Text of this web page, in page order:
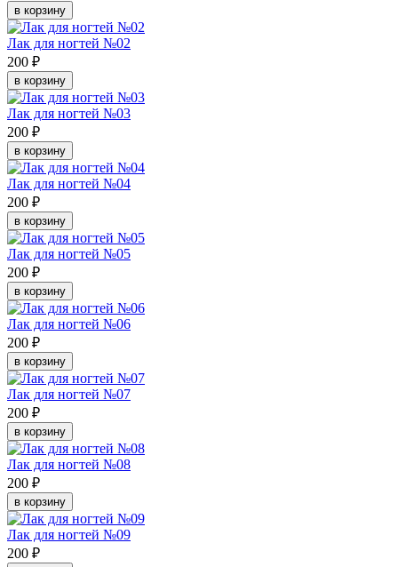
в корзину
Лак для ногтей №02
200 ₽
в корзину
Лак для ногтей №03
200 ₽
в корзину
Лак для ногтей №04
200 ₽
в корзину
Лак для ногтей №05
200 ₽
в корзину
Лак для ногтей №06
200 ₽
в корзину
Лак для ногтей №07
200 ₽
в корзину
Лак для ногтей №08
200 ₽
в корзину
Лак для ногтей №09
200 ₽